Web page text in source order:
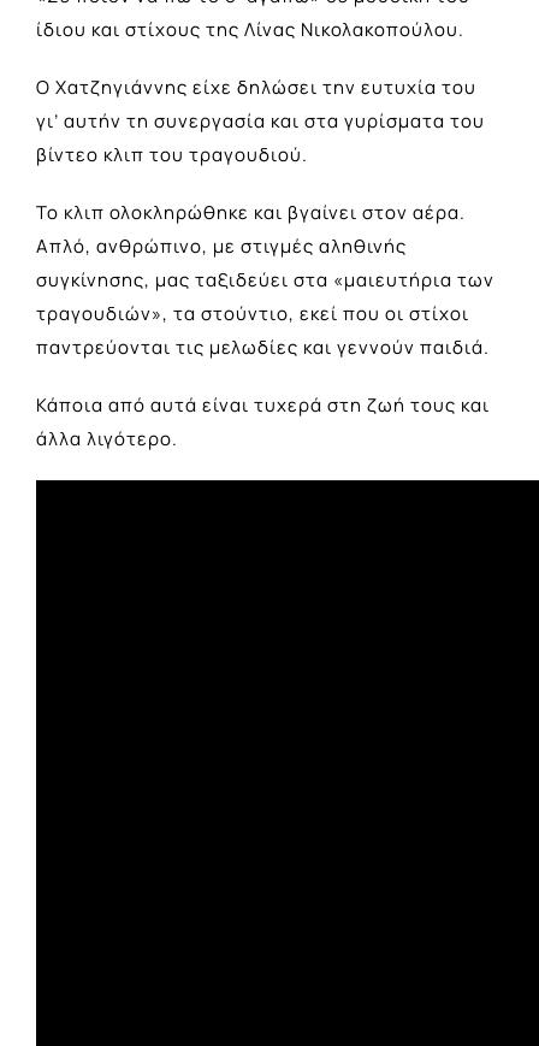
ίδιου και στίχους της Λίνας Νικολακοπούλου.
Ο Χατζηγιάννης είχε δηλώσει την ευτυχία του
γι’ αυτήν τη συνεργασία και στα γυρίσματα του
βίντεο κλιπ του τραγουδιού.
Το κλιπ ολοκληρώθηκε και βγαίνει στον αέρα.
Απλό, ανθρώπινο, με στιγμές αληθινής
συγκίνησης, μας ταξιδεύει στα «μαιευτήρια των
τραγουδιών», τα στούντιο, εκεί που οι στίχοι
παντρεύονται τις μελωδίες και γεννούν παιδιά.
Κάποια από αυτά είναι τυχερά στη ζωή τους και
άλλα λιγότερο.